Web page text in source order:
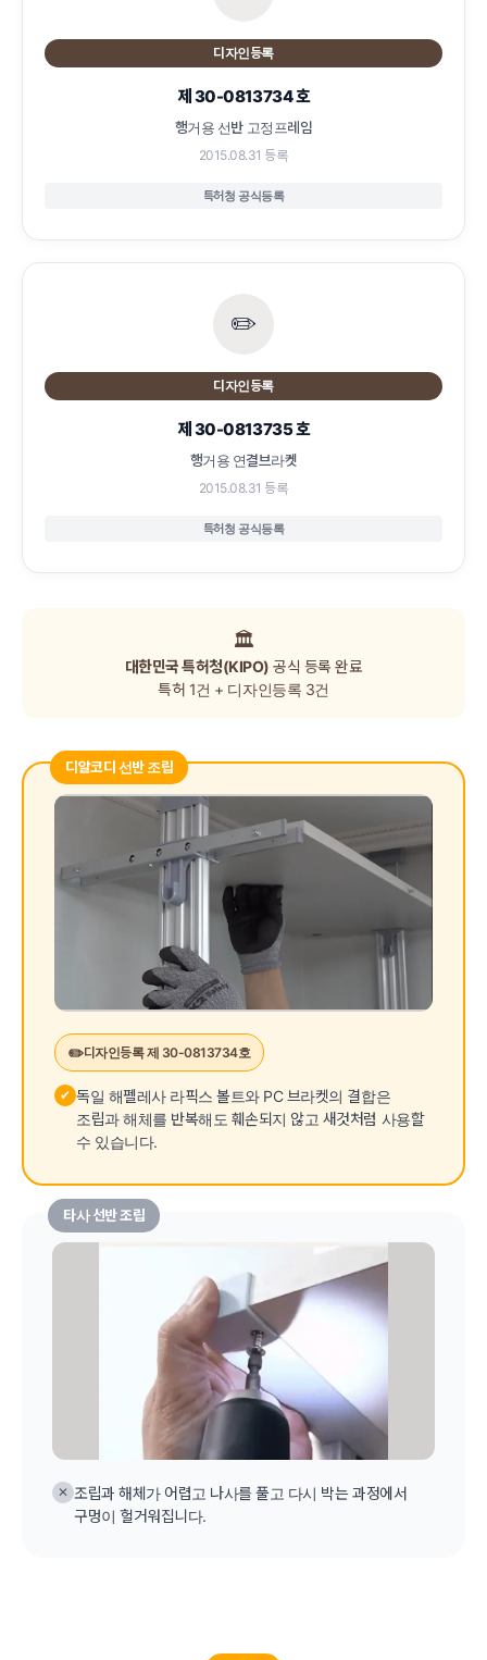
디자인등록
제 30-0813734 호
행거용 선반 고정프레임
2015.08.31 등록
특허청 공식등록
✏️
디자인등록
제 30-0813735 호
행거용 연결브라켓
2015.08.31 등록
특허청 공식등록
🏛️
대한민국 특허청(KIPO) 공식 등록 완료
특허 1건 + 디자인등록 3건
디알코디 선반 조립
✏️디자인등록 제 30-0813734호
✔ 독일 해펠레사 라픽스 볼트와 PC 브라켓의 결합은
조립과 해체를 반복해도 훼손되지 않고 새것처럼 사용할
수 있습니다.
타사 선반 조립
✕ 조립과 해체가 어렵고 나사를 풀고 다시 박는 과정에서
구멍이 헐거워집니다.